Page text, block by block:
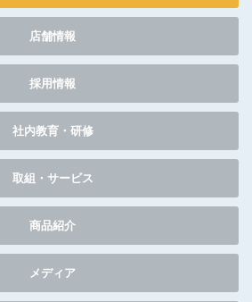
店舗情報
採用情報
社内教育・研修
取組・サービス
商品紹介
メディア